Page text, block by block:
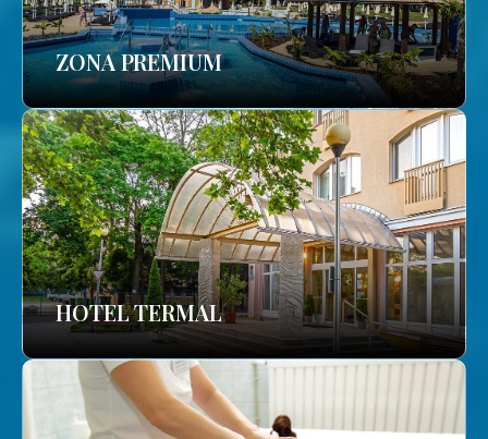
ZONA PREMIUM
HOTEL TERMAL